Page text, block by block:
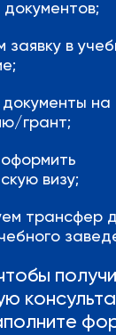
документов;
заявку в
на
грант;
визу;
трансфер